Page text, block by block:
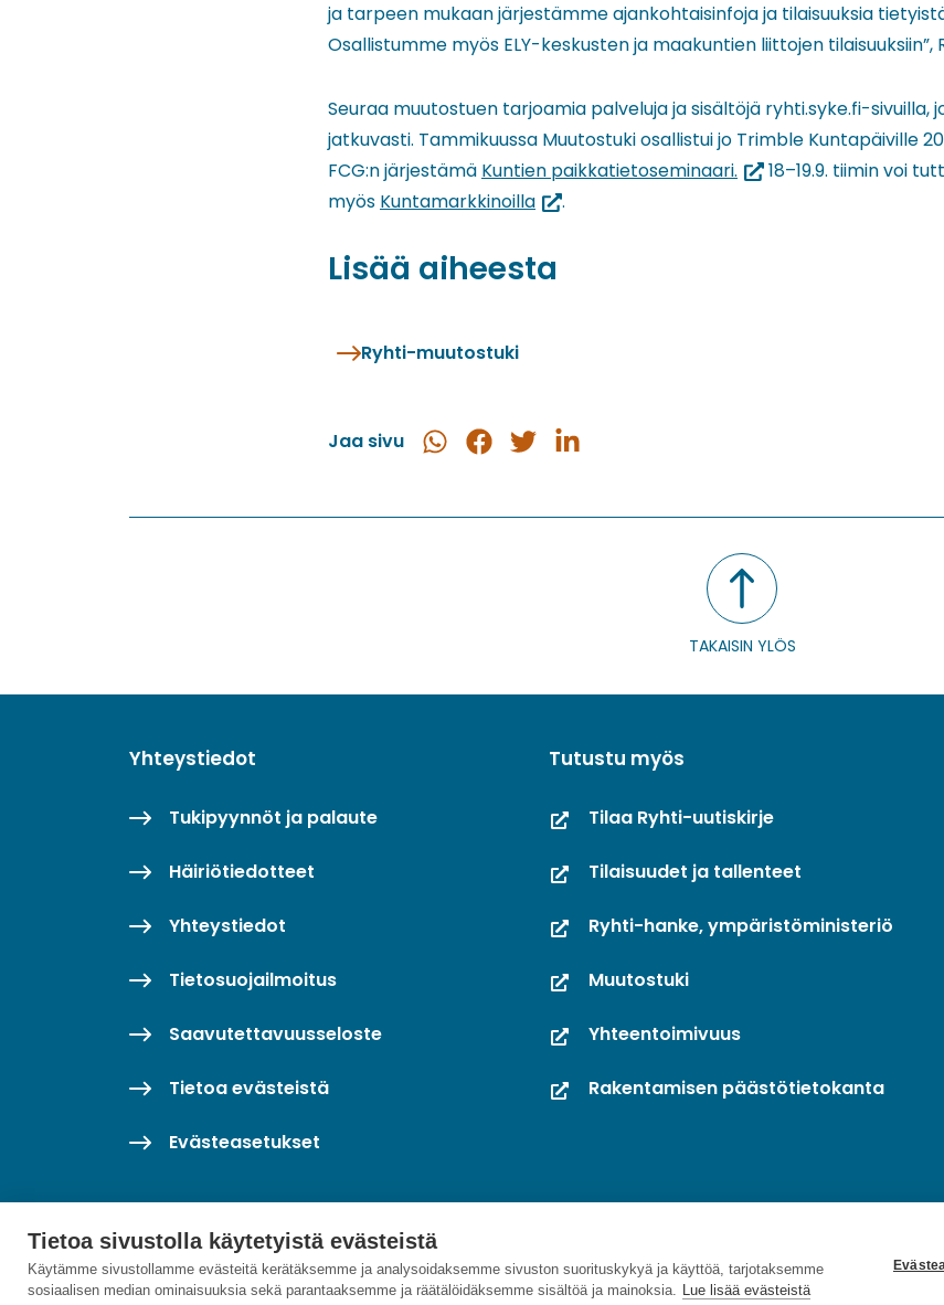
Tietoa sivustolla käytetyistä evästeistä
Käytämme sivustollamme evästeitä kerätäksemme ja analysoidaksemme sivuston suorituskykyä ja käyttöä, tarjotaksemme
sosiaalisen median ominaisuuksia sekä parantaaksemme ja räätälöidäksemme sisältöä ja mainoksia. Lue lisää evästeistä
ja tarpeen mukaan järjestämme ajankohtaisinfoja ja tilaisuuksia
Osallistumme myös ELY-keskusten ja maakuntien liittojen tilaisuuksiin”,
Seuraa muutostuen tarjoamia palveluja ja sisältöjä ryhti.syke.fi-sivuilla,
jatkuvasti. Tammikuussa Muutostuki osallistui jo Trimble Kuntapäiville
FCG:n järjestämä Kuntien paikkatietoseminaari. (siirryt
18–19.9. tiimin voi
myös Kuntamarkkinoilla(siirryt
palveluun)
.
Lisää aiheesta
Ryhti-muutostuki
Jaa sivu
Jaa
Jaa
Jaa
Jaa
TAKAISIN YLÖS
Yhteystiedot
Tukipyynnöt ja palaute
Häiriötiedotteet
Yhteystiedot
Tietosuojailmoitus
Saavutettavuusseloste
Tietoa evästeistä
Evästeasetukset
Tutustu myös
Tilaa Ryhti-uutiskirje
Tilaisuudet ja tallenteet
Ryhti-hanke, ympäristöministeriö
Muutostuki
Yhteentoimivuus
Rakentamisen päästötietokanta